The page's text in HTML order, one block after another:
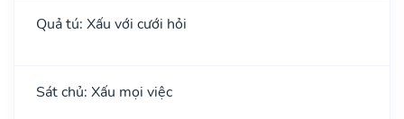
Quả tú: Xấu với cưới hỏi
Sát chủ: Xấu mọi việc